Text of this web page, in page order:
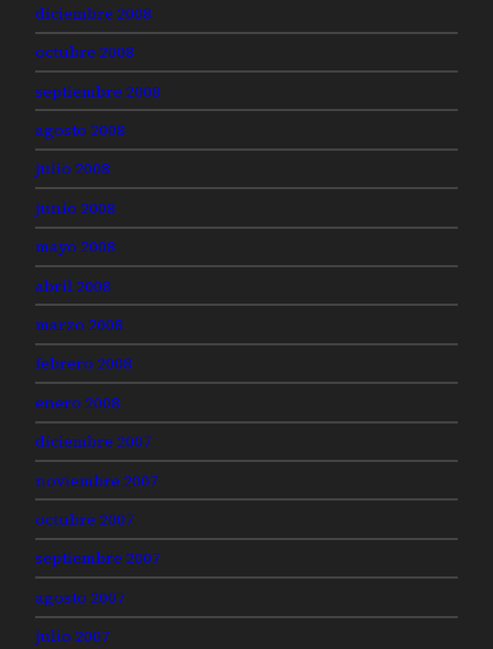
diciembre 2008
octubre 2008
septiembre 2008
agosto 2008
julio 2008
junio 2008
mayo 2008
abril 2008
marzo 2008
febrero 2008
enero 2008
diciembre 2007
noviembre 2007
octubre 2007
septiembre 2007
agosto 2007
julio 2007